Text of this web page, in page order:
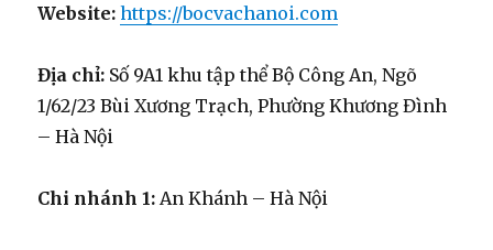
Website: https://bocvachanoi.com
Địa chỉ: Số 9A1 khu tập thể Bộ Công An, Ngõ
1/62/23 Bùi Xương Trạch, Phường Khương Đình
– Hà Nội
Chi nhánh 1: An Khánh – Hà Nội